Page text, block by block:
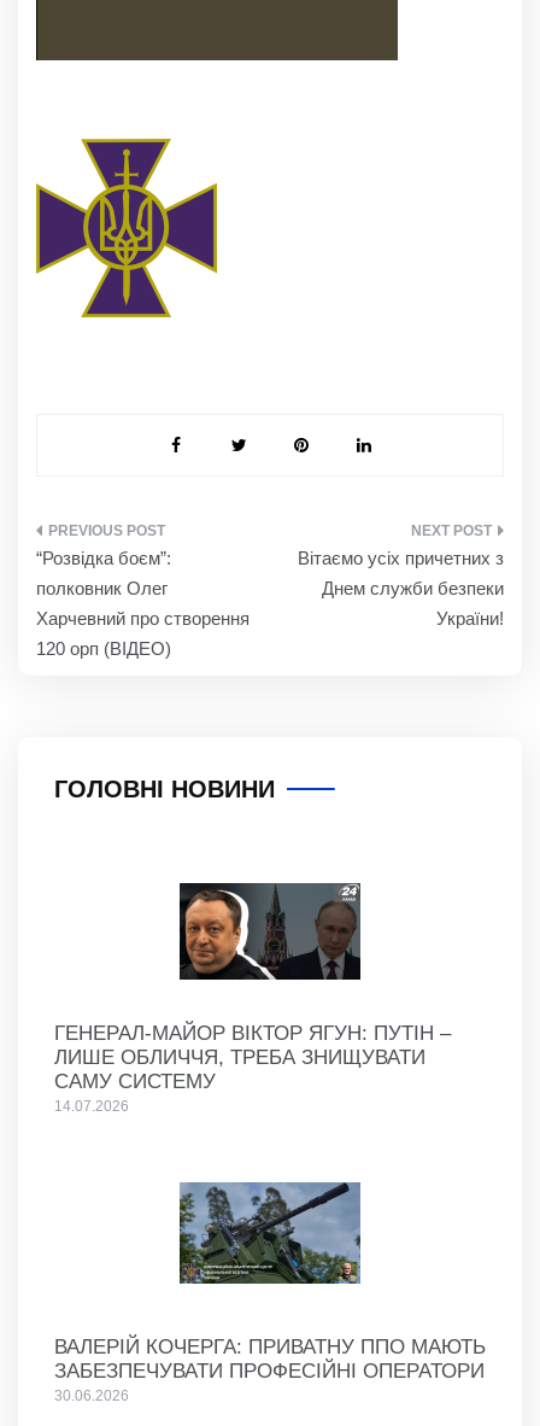
НАВІГАЦІЯ
ЗАПИСІВ
“Розвідка боєм”:
полковник Олег
Харчевний про створення
120 орп (ВІДЕО)
Вітаємо усіх причетних з
Днем служби безпеки
України!
ГОЛОВНІ НОВИНИ
ГЕНЕРАЛ-МАЙОР ВІКТОР ЯГУН: ПУТІН –
ЛИШЕ ОБЛИЧЧЯ, ТРЕБА ЗНИЩУВАТИ
САМУ СИСТЕМУ
14.07.2026
ВАЛЕРІЙ КОЧЕРГА: ПРИВАТНУ ППО МАЮТЬ
ЗАБЕЗПЕЧУВАТИ ПРОФЕСІЙНІ ОПЕРАТОРИ
30.06.2026